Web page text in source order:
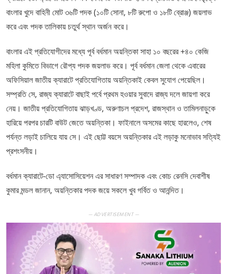
বাংলার খুদে বাহিনী মোট ৩৬টি পদক (১০টি সোনা, ৮টি রুপো ও ১৮টি ব্রোঞ্জ) জয়লাভ
করে এবং পদক তালিকায় চতুর্থ স্থান অর্জন করে।
বাংলার এই প্রতিযোগীদের মধ্যে পূর্ব বর্ধমান অয়ন্তিকা সাহা ১০ বছরের +৪০ কেজি
মহিলা কুমিতে বিভাগে রৌপ্য পদক জয়লাভ করে। পূর্ব বর্ধমান জেলা থেকে এবারের
অফিসিয়াল জাতীয় ক্যারাটে প্রতিযোগিতায় অয়ন্তিকাই কেবল সুযোগ পেয়েছিল।
সম্প্রতি সে, রাজ্য ক্যারাটে বাছাই পর্বে প্রথম হওয়ার সুবাদে রাজ্য দলে জায়গা করে
নেয়। জাতীয় প্রতিযোগিতায় ঝাড়খণ্ড, অরুণাচল প্রদেশ, রাজস্থান ও তামিলনাড়ুকে
হারিয়ে পরপর চারটি বাউট জেতে অয়ন্তিকা। ফাইনালে অসমের কাছে হারলেও, শেষ
পর্যন্ত লড়াই চালিয়ে যায় সে। এই ছোট্ট বয়সে অয়ন্তিকার এই লড়াকু মনোভাব সত্যিই
প্রশংসনীয়।
বর্ধমান ক্যারাটে-ডো এ্যাসোসিয়েশন এর সাধারণ সম্পাদক এবং কোচ রেনসি দেবাশীষ
কুমার মন্ডল জানান, অয়ন্তিকার পদক জয়ে সকলে খুব গর্বিত ও আনন্দিত।
— ADVERTISEMENT —